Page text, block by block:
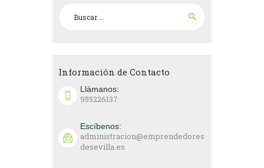
Información de Contacto
Llámanos:
955226137
Escíbenos:
administracion@emprendedores
desevilla.es